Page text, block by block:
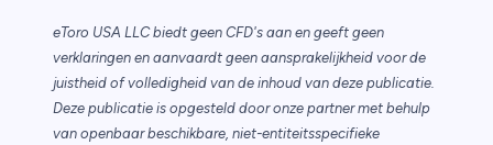
eToro USA LLC biedt geen CFD's aan en geeft geen
verklaringen en aanvaardt geen aansprakelijkheid voor de
juistheid of volledigheid van de inhoud van deze publicatie.
Deze publicatie is opgesteld door onze partner met behulp
van openbaar beschikbare, niet-entiteitsspecifieke